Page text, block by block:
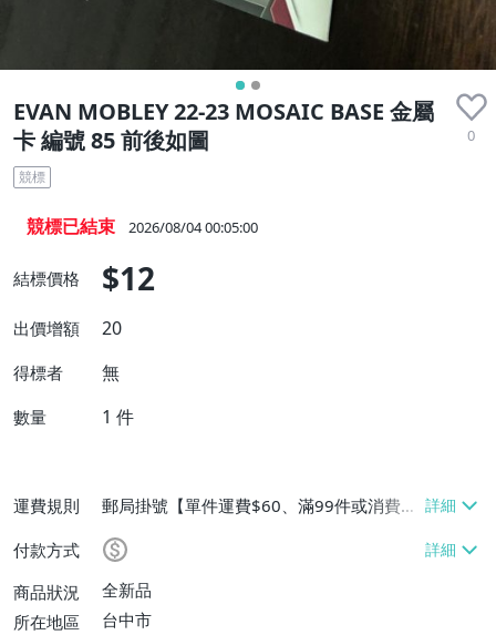
EVAN MOBLEY 22-23 MOSAIC BASE 金屬
卡 編號 85 前後如圖
0
競標
競標已結束 2026/08/04 00:05:00
結標價格 $12
出價增額 20
得標者 無
數量 1 件
運費規則
郵局掛號【單件運費$60、滿99件或消費滿
$9999免運費】
付款方式
商品狀況
全新品
所在地區
台中市